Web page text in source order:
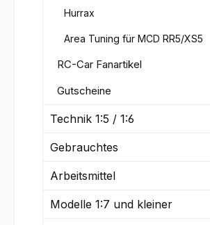
Hurrax
Area Tuning für MCD RR5/XS5
RC-Car Fanartikel
Gutscheine
Technik 1:5 / 1:6
Gebrauchtes
Arbeitsmittel
Modelle 1:7 und kleiner